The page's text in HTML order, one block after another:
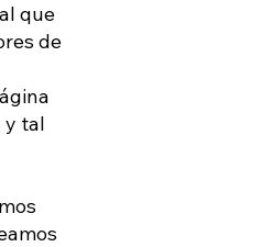
que
de
y tal